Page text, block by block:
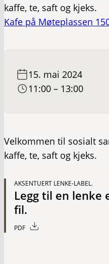
kaffe, te, saft og kjeks.
Kafe på Møteplassen
15. mai 2024
11:00 – 13:00
Velkommen til sosialt
kaffe, te, saft og kjeks.
AKSENTUERT LENKE-LABEL.
Legg til en lenke
fil.
PDF